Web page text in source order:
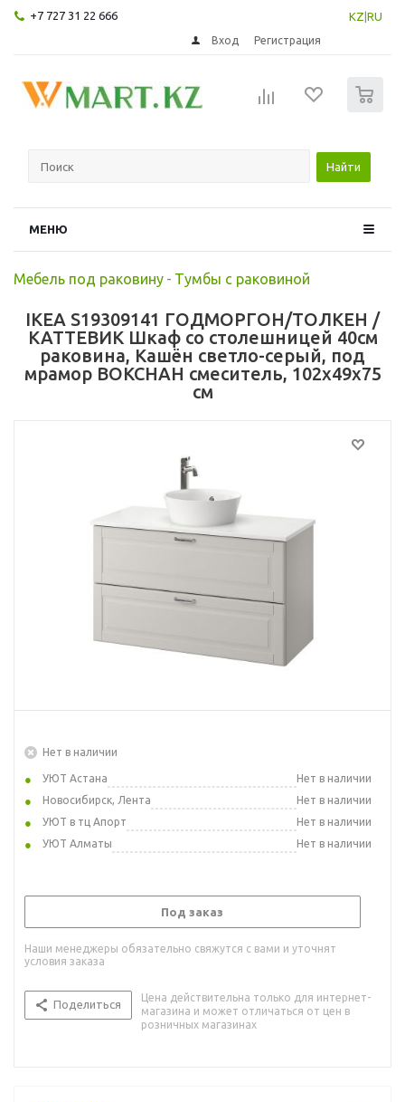
+7 727 31 22 666 KZ RU
Вход Регистрация
Найти
МЕНЮ
Мебель под раковину - Тумбы с раковиной
IKEA S19309141 ГОДМОРГОН/ТОЛКЕН /
КАТТЕВИК Шкаф со столешницей 40см
раковина, Кашён светло-серый, под
мрамор ВОКСНАН смеситель, 102x49x75
см
Нет в наличии
УЮТ Астана
Нет в наличии
Новосибирск, Лента
Нет в наличии
УЮТ в тц Апорт
Нет в наличии
УЮТ Алматы
Нет в наличии
Под заказ
Наши менеджеры обязательно свяжутся с вами и уточнят
условия заказа
Поделиться
Цена действительна только для интернет-
магазина и может отличаться от цен в
розничных магазинах